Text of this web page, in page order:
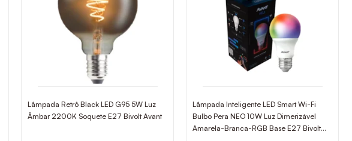
Lâmpada Retrô Black LED G95 5W Luz
Âmbar 2200K Soquete E27 Bivolt Avant
Lâmpada Inteligente LED Smart Wi-Fi
Bulbo Pera NEO 10W Luz Dimerizável
Amarela-Branca-RGB Base E27 Bivolt